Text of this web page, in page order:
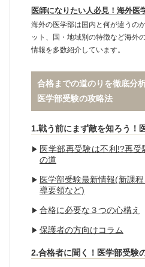
医師になりたい人必見！海外医
海外の医学部は国内と何が違うの
ット、国・地域別の特徴など海外
情報を多数紹介しています。
合格までの道のりを徹底分析
医学部受験の攻略法
1.戦う前にまず敵を知ろう！
医学部再受験は不利!?再
の道
医学部受験最新情報(新課
導要領など)
合格に必要な３つの心構え
保護者の方向けコラム
2.合格者に聞く！医学部受験